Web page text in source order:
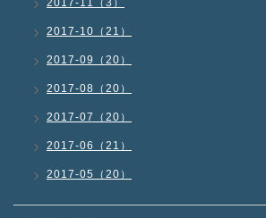
2017-11（3）
2017-10（21）
2017-09（20）
2017-08（20）
2017-07（20）
2017-06（21）
2017-05（20）